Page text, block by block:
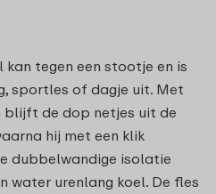
tegen een stootje en is
sportles of dagje uit. Met
blijft de dop netjes uit de
hij met een klik
dubbelwandige isolatie
water urenlang koel. De fles